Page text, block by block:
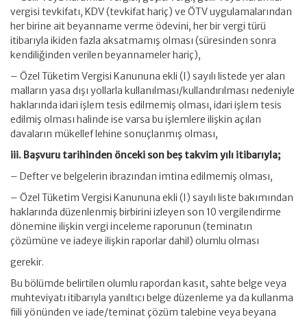
vergisi tevkifatı, KDV (tevkifat hariç) ve ÖTV uygulamalarından
her birine ait beyanname verme ödevini, her bir vergi türü
itibarıyla ikiden fazla aksatmamış olması (süresinden sonra
kendiliğinden verilen beyannameler hariç),
– Özel Tüketim Vergisi Kanununa ekli (I) sayılı listede yer alan
malların yasa dışı yollarla kullanılması/kullandırılması nedeniyle
haklarında idari işlem tesis edilmemiş olması, idari işlem tesis
edilmiş olması halinde ise varsa bu işlemlere ilişkin açılan
davaların mükellef lehine sonuçlanmış olması,
iii. Başvuru tarihinden önceki son beş takvim yılı itibarıyla;
– Defter ve belgelerin ibrazından imtina edilmemiş olması,
– Özel Tüketim Vergisi Kanununa ekli (I) sayılı liste bakımından
haklarında düzenlenmiş birbirini izleyen son 10 vergilendirme
dönemine ilişkin vergi inceleme raporunun (teminatın
çözümüne ve iadeye ilişkin raporlar dahil) olumlu olması
gerekir.
Bu bölümde belirtilen olumlu rapordan kasıt, sahte belge veya
muhteviyatı itibarıyla yanıltıcı belge düzenleme ya da kullanma
fiili yönünden ve iade/teminat çözüm talebine veya beyana